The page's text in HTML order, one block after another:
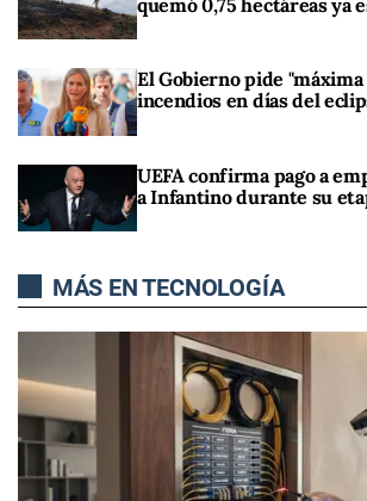
quemó 0,75 hectáreas ya
El Gobierno pide
incendios en días del
UEFA confirma pago a
a Infantino durante su
MÁS EN TECNOLOGÍA